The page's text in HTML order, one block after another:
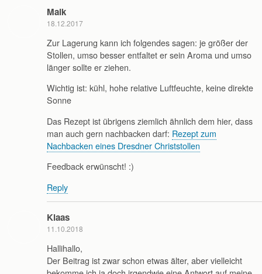
Maik
18.12.2017
Zur Lagerung kann ich folgendes sagen: je größer der
Stollen, umso besser entfaltet er sein Aroma und umso
länger sollte er ziehen.
Wichtig ist: kühl, hohe relative Luftfeuchte, keine direkte
Sonne
Das Rezept ist übrigens ziemlich ähnlich dem hier, dass
man auch gern nachbacken darf: Rezept zum
Nachbacken eines Dresdner Christstollen
Feedback erwünscht! :)
Reply
Klaas
11.10.2018
Hallihallo,
Der Beitrag ist zwar schon etwas älter, aber vielleicht